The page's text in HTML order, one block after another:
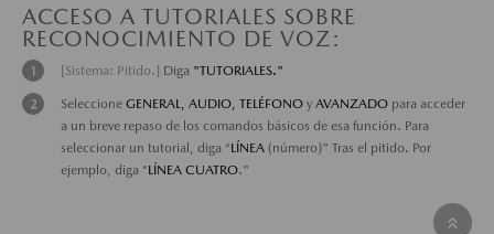
ACCESO A TUTORIALES SOBRE
RECONOCIMIENTO DE VOZ:
[Sistema: Pitido.] Diga "TUTORIALES."
Seleccione GENERAL, AUDIO, TELÉFONO y AVANZADO para acceder
a un breve repaso de los comandos básicos de esa función. Para
seleccionar un tutorial, diga “LÍNEA (número)" Tras el pitido. Por
ejemplo, diga “LÍNEA CUATRO."